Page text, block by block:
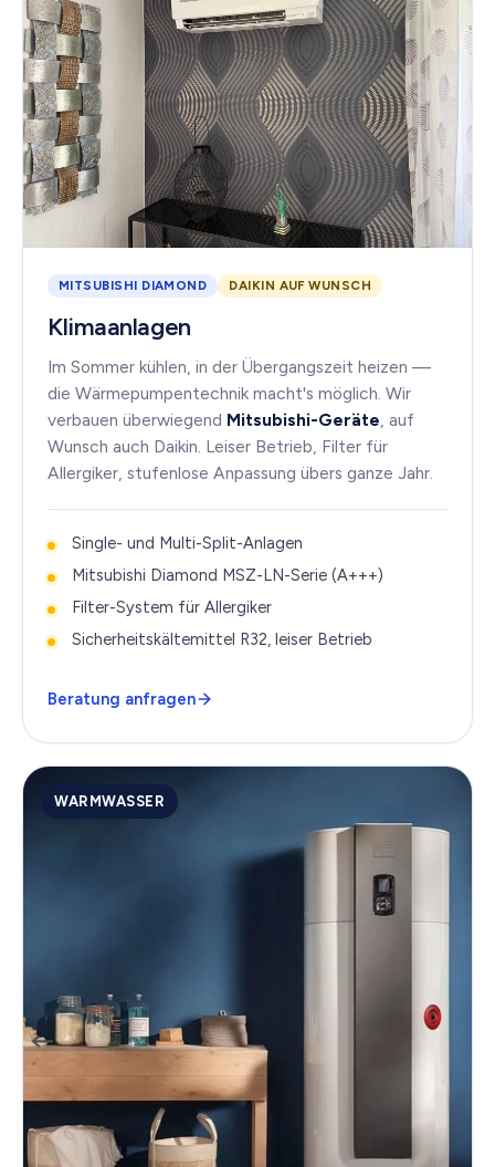
MITSUBISHI DIAMOND DAIKIN AUF WUNSCH
Klimaanlagen
Im Sommer kühlen, in der Übergangszeit heizen —
die Wärmepumpentechnik macht's möglich. Wir
verbauen überwiegend Mitsubishi-Geräte , auf
Wunsch auch Daikin. Leiser Betrieb, Filter für
Allergiker, stufenlose Anpassung übers ganze Jahr.
Single- und Multi-Split-Anlagen
Mitsubishi Diamond MSZ-LN-Serie (A+++)
Filter-System für Allergiker
Sicherheits­kältemittel R32, leiser Betrieb
Beratung anfragen
WARMWASSER